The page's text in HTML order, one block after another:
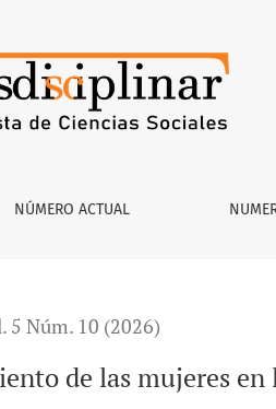
de Nuevo León
NÚMERO ACTUAL
5 Núm. 10 (2026)
de las mujeres